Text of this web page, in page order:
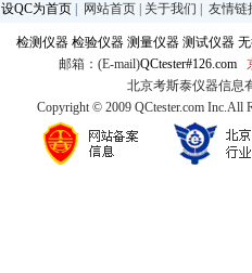
设QC为首页 网站首页 关于我们 友情链
检测仪器 检验仪器 测量仪器 测试仪器
邮箱：(E-mail)QCtester#126.com
北京考斯泰仪器信息
Copyright © 2009 QCtester.com Inc.All